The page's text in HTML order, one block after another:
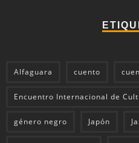
Alfaguara cuento
Encuentro Internacional de
género negro Japón